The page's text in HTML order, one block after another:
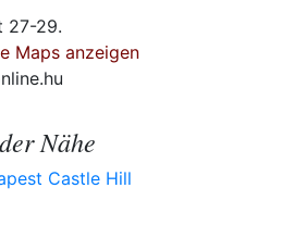
27-29.
Maps anzeigen
Nähe
Castle Hill